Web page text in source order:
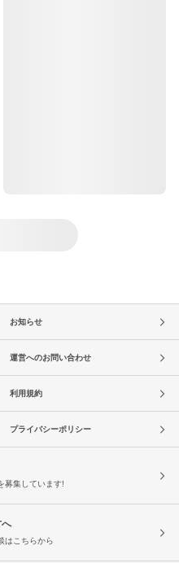
お知らせ
運営へのお問い合わせ
利用規約
プライバシーポリシー
募集しています!
はこちらから